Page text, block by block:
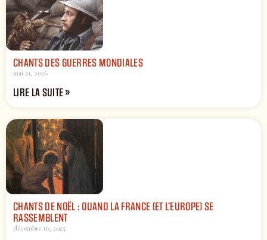
CHANTS DES GUERRES MONDIALES
mai 21, 2026
LIRE LA SUITE »
CHANTS DE NOËL : QUAND LA FRANCE (ET L’EUROPE) SE
RASSEMBLENT
décembre 16, 2025